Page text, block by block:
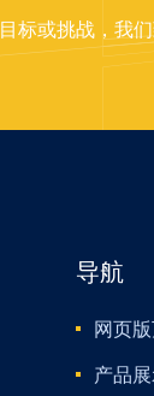
标或挑战，我
导航
网页
产品